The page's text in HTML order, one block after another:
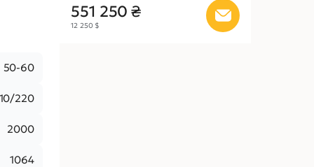
50-60
220
2000
1064
551 250 ₴
12 250 $